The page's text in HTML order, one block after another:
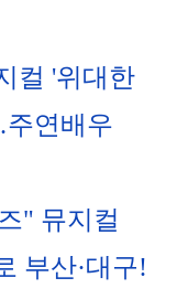
컬 '위대한
연배우
" 뮤지컬
부산·대구!